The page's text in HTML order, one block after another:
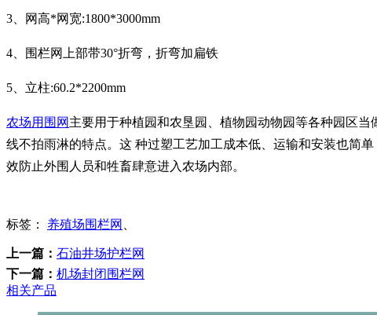
3、网高*网宽:1800*3000mm
4、围栏网上部带30°折弯，折弯加扁铁
5、立柱:60.2*2200mm
农场用围网 主要用于种植园和农垦园、植物园动物园等各种园区
线不拍雨淋的特点。这 种过塑工艺加工成本低、运输和安装也简
效防止外围人员和牲畜肆意进入农场内部。
标签： 养殖场围栏网
上一篇： 石油井场护栏网
下一篇： 机场封闭围栏网
相关产品